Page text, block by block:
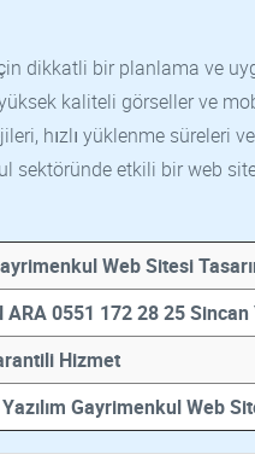
dikkatli bir planlama ve
kaliteli görseller ve
hızlı yüklenme süreleri
sektöründe etkili bir web
Web Sitesi
ARA 0551 172 28 25 Sincan
Hizmet
Gayrimenkul Web